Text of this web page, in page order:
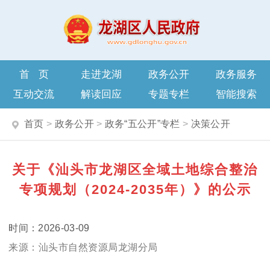
首页 走进龙湖 政务公开
政务服务
互动交流
解读回应 专题专栏 智能搜索
首页 > 政务公开> 政务“五公开”专栏 > 决策公开
关于《汕头市龙湖区全域土地综合整治
专项规划（2024-2035年）》的公示
2026-03-09
汕头市自然资源局龙湖分局